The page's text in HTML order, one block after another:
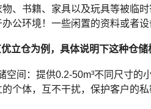
、书籍、家具以及玩具等被临
公环境！一些闲置的资料或者设
立仓为例，具体说明下这种仓储
空间：提供0.2-50m³不同尺寸的
个体，互不干扰，保护客户的